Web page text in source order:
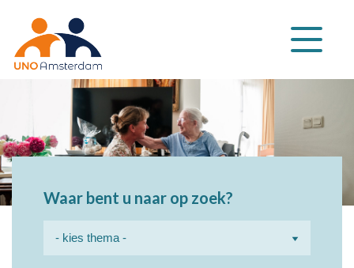
Klap
navigatie
Waar bent u naar op zoek?